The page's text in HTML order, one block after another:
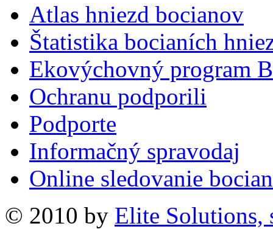
Atlas hniezd bocianov
Štatistika bocianích
Ekovýchovný program
Ochranu podporili
Podporte
Informačný spravodaj
Online sledovanie
© 2010 by Elite Solutions,